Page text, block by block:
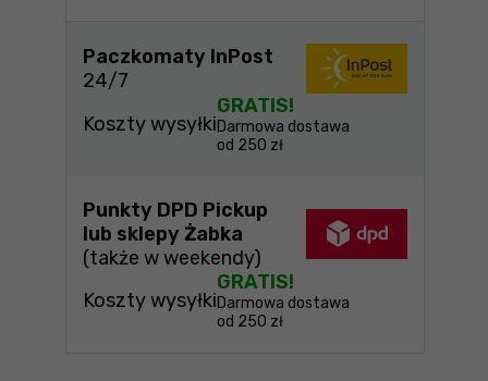
Paczkomaty InPost
24/7
Koszty wysyłki
GRATIS!
Darmowa dostawa
od 250 zł
Punkty DPD Pickup
lub sklepy Żabka
(także w weekendy)
Koszty wysyłki
GRATIS!
Darmowa dostawa
od 250 zł